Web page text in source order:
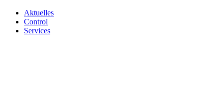
Aktuelles
Control
Services